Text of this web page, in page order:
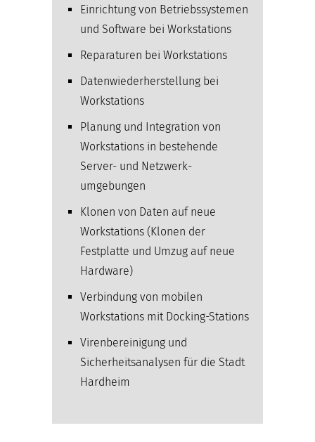
Einrichtung von Betriebssystemen
und Software bei Workstations
Reparaturen bei Workstations
Datenwiederherstellung bei
Workstations
Planung und Integration von
Workstations in bestehende
Server- und Netzwerk­
umgebungen
Klonen von Daten auf neue
Workstations (Klonen der
Festplatte und Umzug auf neue
Hardware)
Verbindung von mobilen
Workstations mit Docking-Stations
Virenbereinigung und
Sicherheitsanalysen für die Stadt
Hardheim